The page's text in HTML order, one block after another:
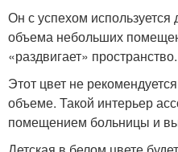
Он с успехом используется
объема небольших
«раздвигает» пространство.
Этот цвет не
объеме. Такой интерьер
помещением больницы и